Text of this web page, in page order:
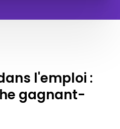
l'emploi :
gagnant-